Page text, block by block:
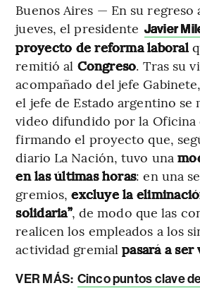
Buenos Aires — En su regreso
jueves, el presidente Javier
proyecto de reforma laboral
remitió al Congreso. Tras su
acompañado del jefe
el jefe de Estado argentino se
video difundido por la Oficina
firmando el proyecto que,
diario La Nación, tuvo una
en las últimas horas: en una
gremios,excluye la
solidaria”, de modo que las
realicen los empleados a los
actividad gremialpasará a
VER MÁS: Cinco puntos clave